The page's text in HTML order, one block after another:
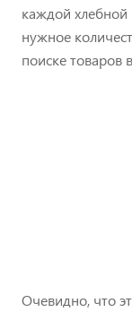
каждой хлебной
нужное
поиске товаров
Очевидно, что